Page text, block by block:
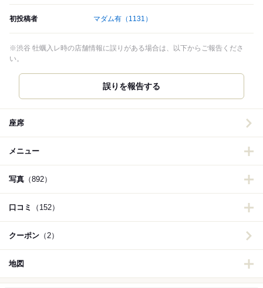
初投稿者 マダム有 （1131）
※渋谷 牡蠣入レ時の店舗情報に誤りがある場合は、以下からご報告くださ
い。
誤りを報告する
座席
メニュー
写真 （892）
口コミ （152）
クーポン （2）
地図